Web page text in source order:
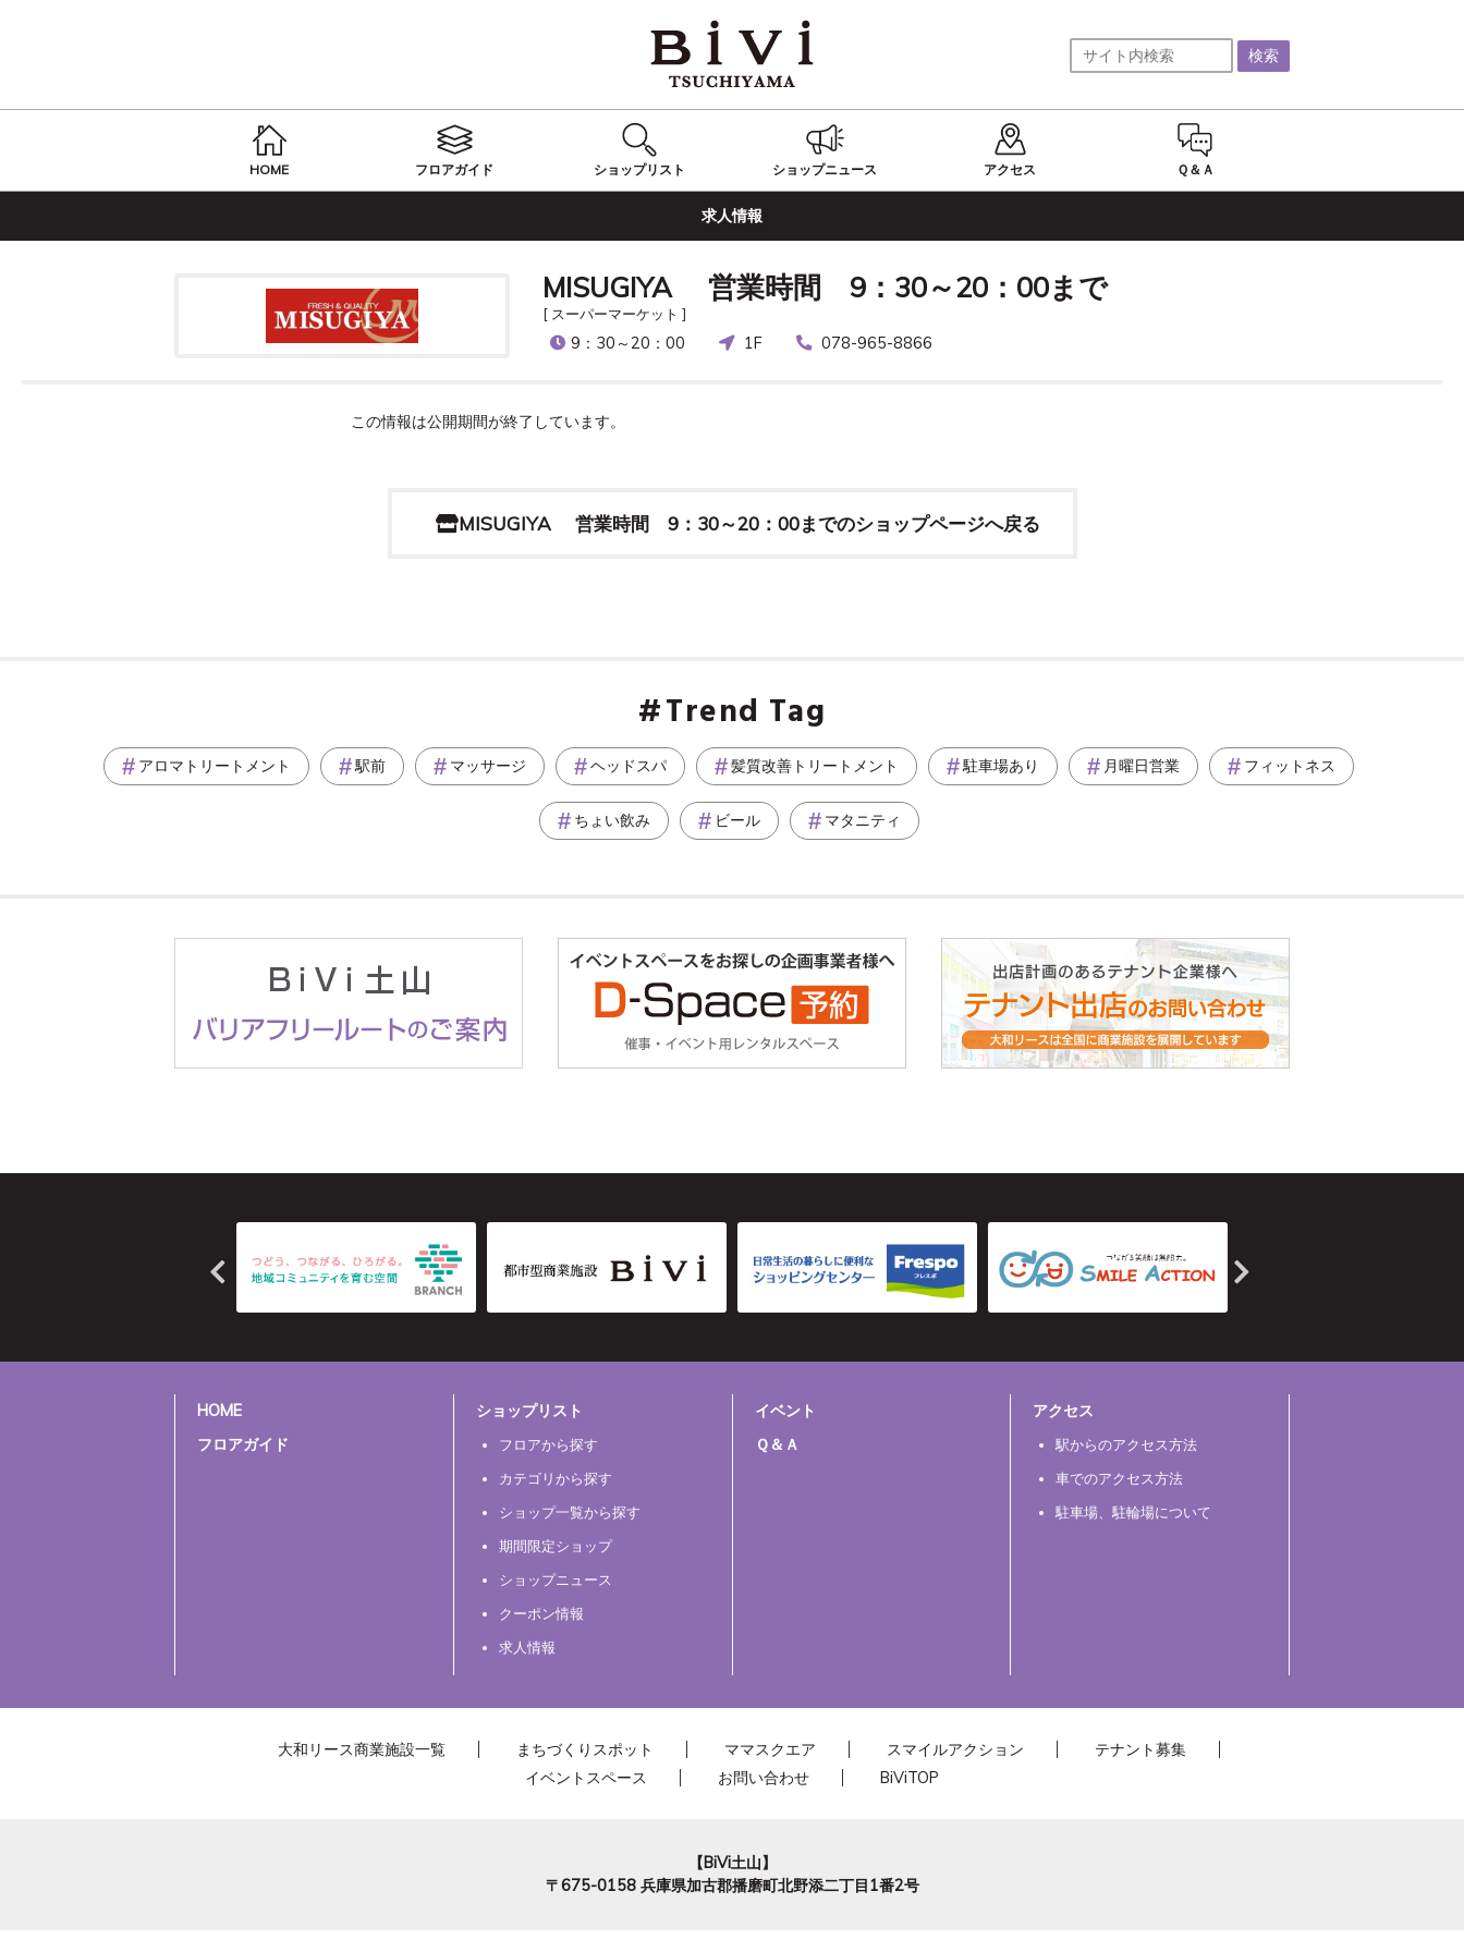
HOME フロアガイド ショップリスト ショップニュース アクセス Ｑ＆Ａ
求人情報
MISUGIYA 営業時間 9：30～20：00まで
[ スーパーマーケット ]
9：30～20：00 1F 078-965-8866
この情報は公開期間が終了しています。
MISUGIYA 営業時間 9：30～20：00までのショップページへ戻る
Trend Tag
アロマトリートメント 駅前 マッサージ ヘッドスパ 髪質改善トリートメント 駐車場あり 月曜日営業 フィットネス
ちょい飲み ビール マタニティ
HOME
フロアガイド
ショップリスト
フロアから探す
カテゴリから探す
ショップ一覧から探す
期間限定ショップ
ショップニュース
クーポン情報
求人情報
イベント
Ｑ＆Ａ
アクセス
駅からのアクセス方法
車でのアクセス方法
駐車場、駐輪場について
大和リース商業施設一覧 まちづくりスポット ママスクエア スマイルアクション
テナント募集
イベントスペース
お問い合わせ BiViTOP
【BiVi土山】
〒675-0158 兵庫県加古郡播磨町北野添二丁目1番2号